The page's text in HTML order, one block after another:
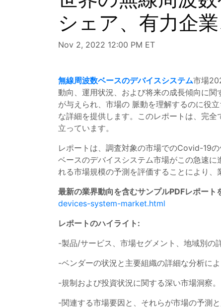
シェア、有力企
Nov 2, 2022 12:00 PM ET
無線周波数ベースのデバイスシステム市場
動向、運用状況、および将来の成長傾向に
が与えられ、市場の 脈動を理解するのに役
な詳細を提供します。このレポートは、完
立っています。
レポートは、調査対象の市場でのCovid-19
ベースのデバイスシステム市場がこの急速
れる市場規模の予測を評価することにより、
最新の業界動向を含むサンプルPDFレポート
devices-system-market.html
レポートのハイライト:
-製品/サービス、市場セグメント、地域別の
-ベンダーの状況と主要組織の詳細な分析に
-規制および投資状況に関する深い市場洞察。
-関連する市場要因と、それらが市場の予測